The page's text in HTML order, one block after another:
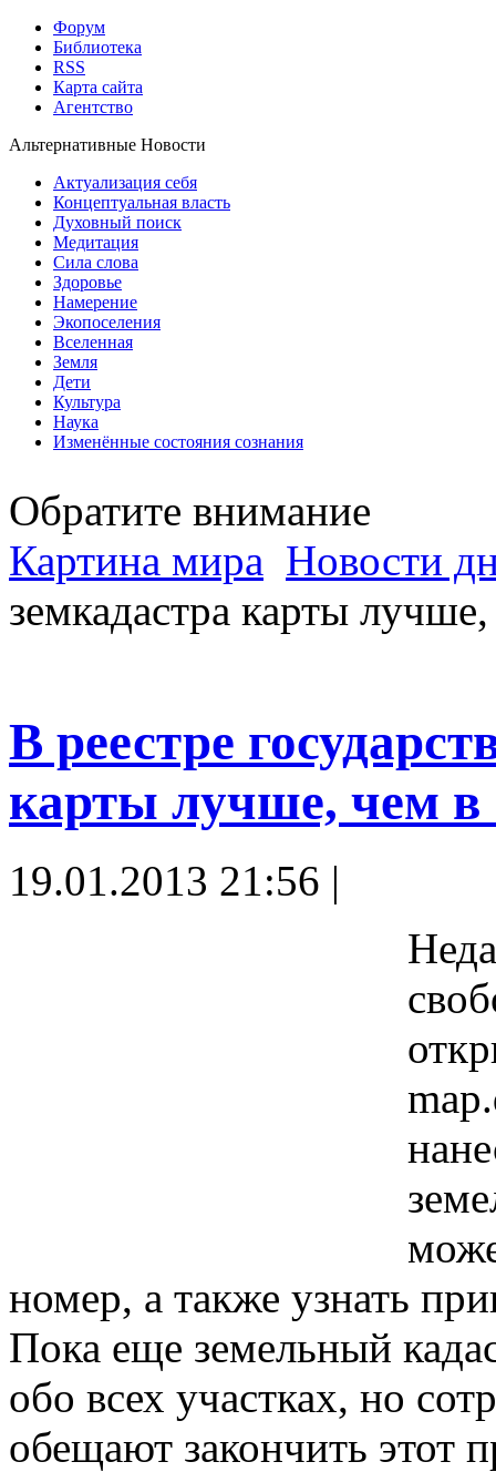
Форум
Библиотека
RSS
Карта сайта
Агентство
Альтернативные Новости
Актуализация себя
Концептуальная власть
Духовный поиск
Медитация
Сила слова
Здоровье
Намерение
Экопоселения
Вселенная
Земля
Дети
Культура
Наука
Изменённые состояния сознания
Обратите внимание
Картина мира Новости
земкадастра карты
В реестре
карты лучше, чем в
19.01.2013 21:56 |
номер, а также узнать
Пока еще земельный
обо всех участках, но
обещают закончить этот